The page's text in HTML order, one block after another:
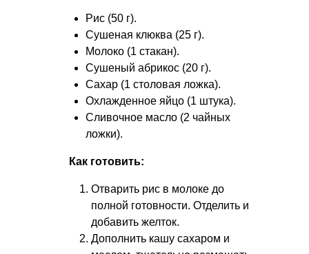
Рис (50 г).
Сушеная клюква (25 г).
Молоко (1 стакан).
Сушеный абрикос (20 г).
Сахар (1 столовая ложка).
Охлажденное яйцо (1 штука).
Сливочное масло (2 чайных
ложки).
Как готовить:
Отварить рис в молоке до
полной готовности. Отделить и
добавить желток.
Дополнить кашу сахаром и